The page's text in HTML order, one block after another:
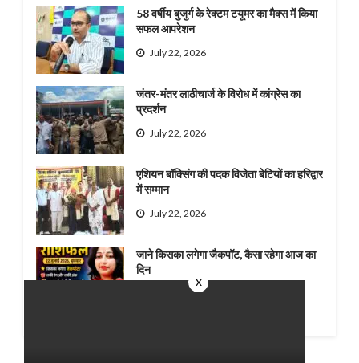
x
58 वर्षीय बुजुर्ग के रेक्टम टयूमर का मैक्स में किया
सफल आपरेशन
July 22, 2026
जंतर-मंतर लाठीचार्ज के विरोध में कांग्रेस का
प्रदर्शन
July 22, 2026
एशियन बॉक्सिंग की पदक विजेता बेटियों का हरिद्वार
में सम्मान
July 22, 2026
जाने किसका लगेगा जैकपॉट, कैसा रहेगा आज का
दिन
July 22, 2026